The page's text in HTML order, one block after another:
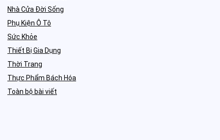
Nhà Cửa Đời Sống
Phụ Kiện Ô Tô
Sức Khỏe
Thiết Bị Gia Dụng
Thời Trang
Thực Phẩm Bách Hóa
Toàn bộ bài viết